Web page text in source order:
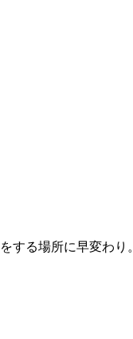
する場所に早変わり